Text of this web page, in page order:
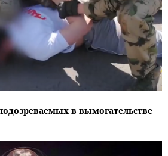
в вымогательстве